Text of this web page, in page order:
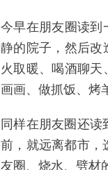
今早在朋友圈读到
静的院子，然后改
火取暖、喝酒聊天
画画、做抓饭、烤
同样在朋友圈还
前，就远离都市，
友圈、烧水、劈材